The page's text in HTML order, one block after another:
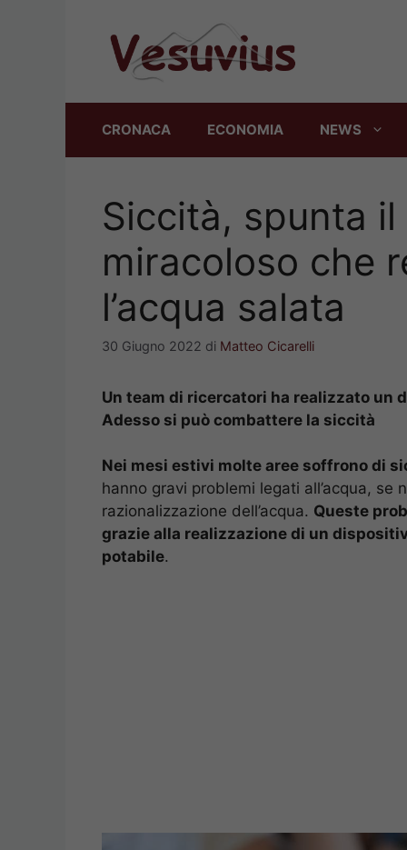
CRONACA ECONOMIA NEWS
Siccità, spunta
miracoloso che
l’acqua salata
30 Giugno 2022 di Matteo Cicarelli
Un team di ricercatori ha realizzato un
Adesso si può combattere la siccità
Nei mesi estivi molte aree soffrono di
hanno gravi problemi legati all’acqua,
razionalizzazione dell’acqua. Queste
grazie alla realizzazione di un
potabile.